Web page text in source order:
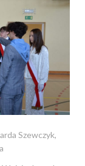
Szewczyk,